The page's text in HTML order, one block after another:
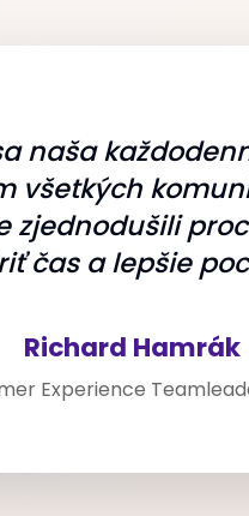
naša
všetkých
zjednodušili
čas a lepšie
Richard Hamrák
Experience